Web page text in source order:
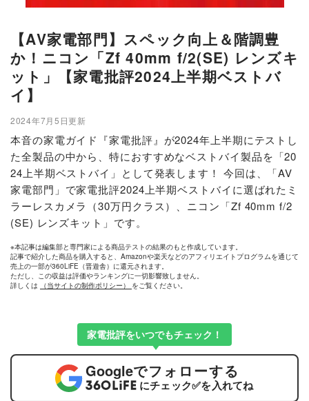
【AV家電部門】スペック向上＆階調豊
か！ニコン「Zf 40mm f/2(SE) レンズキ
ット」【家電批評2024上半期ベストバ
イ】
2024年7月5日更新
本音の家電ガイド『家電批評』が2024年上半期にテストし
た全製品の中から、特におすすめなベストバイ製品を「20
24上半期ベストバイ」として発表します！ 今回は、「AV
家電部門」で家電批評2024上半期ベストバイに選ばれたミ
ラーレスカメラ（30万円クラス）、ニコン「Zf 40mm f/2
(SE) レンズキット」です。
※本記事は編集部と専門家による商品テストの結果のもと作成しています。
記事で紹介した商品を購入すると、Amazonや楽天などのアフィリエイトプログラムを通じて
売上の一部が360LiFE（晋遊舎）に還元されます。
ただし、この収益は評価やランキングに一切影響致しません。
詳しくは
（当サイトの制作ポリシー） をご覧ください。
家電批評をいつでもチェック！
Googleでフォローする
にチェック✅を入れてね